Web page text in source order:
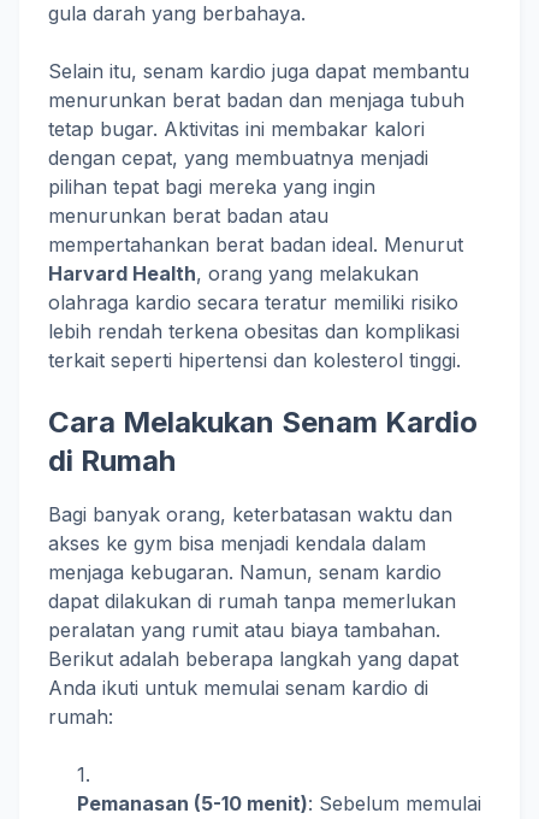
gula darah yang berbahaya.
Selain itu, senam kardio juga dapat membantu
menurunkan berat badan dan menjaga tubuh
tetap bugar. Aktivitas ini membakar kalori
dengan cepat, yang membuatnya menjadi
pilihan tepat bagi mereka yang ingin
menurunkan berat badan atau
mempertahankan berat badan ideal. Menurut
Harvard Health, orang yang melakukan
olahraga kardio secara teratur memiliki risiko
lebih rendah terkena obesitas dan komplikasi
terkait seperti hipertensi dan kolesterol tinggi.
Cara Melakukan Senam Kardio
di Rumah
Bagi banyak orang, keterbatasan waktu dan
akses ke gym bisa menjadi kendala dalam
menjaga kebugaran. Namun, senam kardio
dapat dilakukan di rumah tanpa memerlukan
peralatan yang rumit atau biaya tambahan.
Berikut adalah beberapa langkah yang dapat
Anda ikuti untuk memulai senam kardio di
rumah:
Pemanasan (5-10 menit): Sebelum memulai